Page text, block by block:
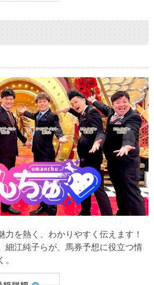
を熱く、わかりやすく伝えます！
細江純子らが、馬券予想に役立つ情